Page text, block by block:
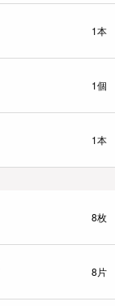
1本
1個
1本
8枚
8片